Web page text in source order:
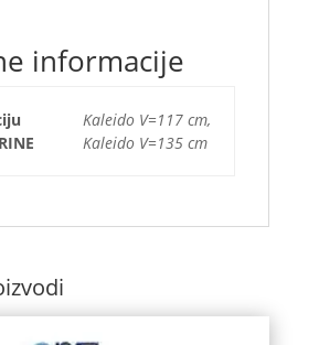
informacije
Kaleido V=117 cm,
Kaleido V=135 cm